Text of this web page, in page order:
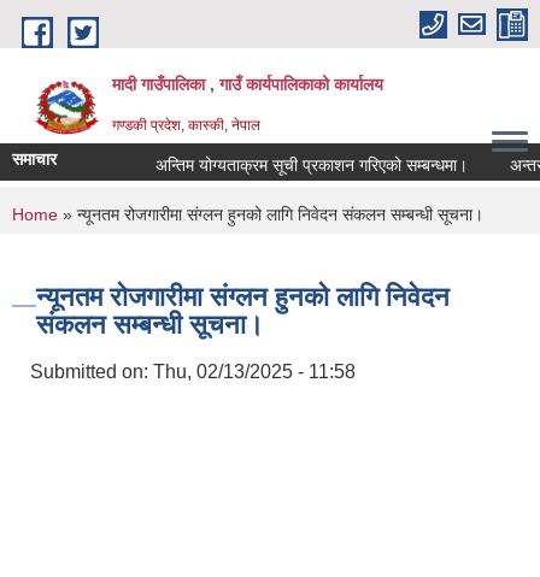
Skip to main content
मादी गाउँपालिका , गाउँ कार्यपालिकाको कार्यालय
गण्डकी प्रदेश, कास्की, नेपाल
समाचार अन्तिम योग्यताक्रम सूची प्रकाशन गरिएको सम्बन्धमा।
You are here
Home » न्यूनतम रोजगारीमा संग्लन हुनको लागि निवेदन संकलन सम्बन्धी सूचना।
न्यूनतम रोजगारीमा संग्लन हुनको लागि निवेदन
संकलन सम्बन्धी सूचना।
Submitted on: Thu, 02/13/2025 - 11:58